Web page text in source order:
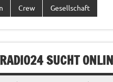
Crew Gesellschaft
SUCHT